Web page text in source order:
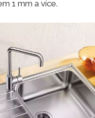
1 mm a více.